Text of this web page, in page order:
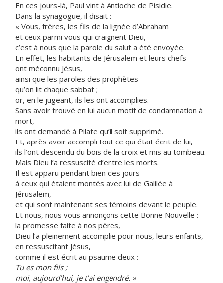
En ces jours-là, Paul vint à Antioche de Pisidie.
Dans la synagogue, il disait :
« Vous, frères, les fils de la lignée d’Abraham
et ceux parmi vous qui craignent Dieu,
c’est à nous que la parole du salut a été envoyée.
En effet, les habitants de Jérusalem et leurs chefs
ont méconnu Jésus,
ainsi que les paroles des prophètes
qu’on lit chaque sabbat ;
or, en le jugeant, ils les ont accomplies.
Sans avoir trouvé en lui aucun motif de condamnation à
mort,
ils ont demandé à Pilate qu’il soit supprimé.
Et, après avoir accompli tout ce qui était écrit de lui,
ils l’ont descendu du bois de la croix et mis au tombeau.
Mais Dieu l’a ressuscité d’entre les morts.
Il est apparu pendant bien des jours
à ceux qui étaient montés avec lui de Galilée à
Jérusalem,
et qui sont maintenant ses témoins devant le peuple.
Et nous, nous vous annonçons cette Bonne Nouvelle :
la promesse faite à nos pères,
Dieu l’a pleinement accomplie pour nous, leurs enfants,
en ressuscitant Jésus,
comme il est écrit au psaume deux :
Tu es mon fils ;
moi, aujourd’hui, je t’ai engendré. »